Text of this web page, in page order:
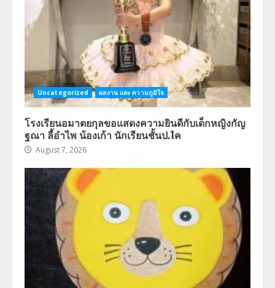
Uncategorized ผลงาน และ ความภูมิใจ
โรงเรียนอมาตยกุลขอแสดงความยินดีกับเด็กหญิงกัญ
ฐณา ลี้อำไพ น้องเก้า นักเรียนชั้นป.1ค
August 7, 2026